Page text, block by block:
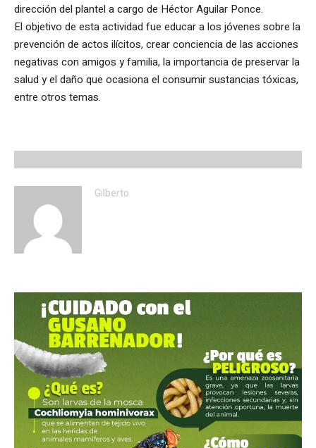
dirección del plantel a cargo de Héctor Aguilar Ponce.
El objetivo de esta actividad fue educar a los jóvenes sobre la
prevención de actos ilícitos, crear conciencia de las acciones
negativas con amigos y familia, la importancia de preservar la
salud y el daño que ocasiona el consumir sustancias tóxicas,
entre otros temas.
Gilberto